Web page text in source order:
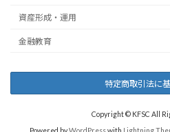
資産形成・運用
金融教育
特定商取引法に
Copyright © KFSC All